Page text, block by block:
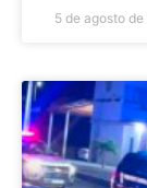
5 de agosto